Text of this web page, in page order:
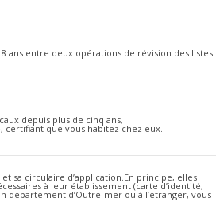
ans entre deux opérations de révision des listes
depuis plus de cinq ans,
certifiant que vous habitez chez eux.
sa circulaire d’application.En principe, elles
à leur établissement (carte d’identité,
département d’Outre-mer ou à l’étranger, vous